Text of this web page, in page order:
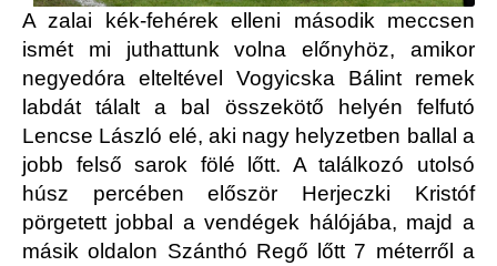
A zalai kék-fehérek elleni második meccsen
ismét mi juthattunk volna előnyhöz, amikor
negyedóra elteltével Vogyicska Bálint remek
labdát tálalt a bal összekötő helyén felfutó
Lencse László elé, aki nagy helyzetben ballal a
jobb felső sarok fölé lőtt. A találkozó utolsó
húsz percében először Herjeczki Kristóf
pörgetett jobbal a vendégek hálójába, majd a
másik oldalon Szánthó Regő lőtt 7 méterről a